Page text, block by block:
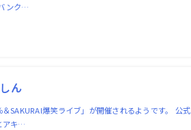
ンク…
ん
SAKURAI爆笑ライブ」が開催されるようです。 公式
アキ…